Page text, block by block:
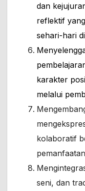
dan
reflektif
sehari-hari
karakter
melalui
kolaboratif
seni, dan